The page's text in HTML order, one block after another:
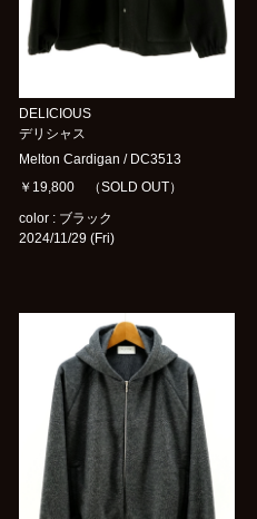
DELICIOUS
デリシャス
Melton Cardigan / DC3513
￥19,800 （SOLD OUT）
color : ブラック
2024/11/29 (Fri)